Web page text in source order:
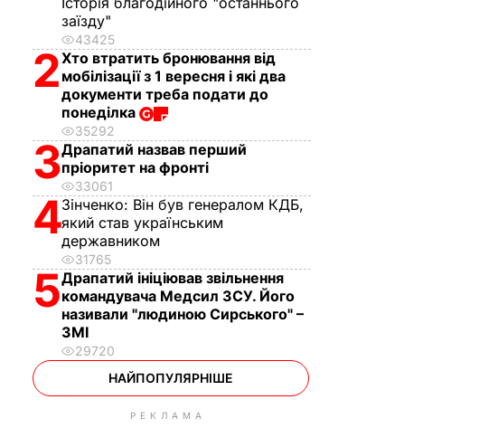
заїзду"
43425
2Хто втратить бронювання від
мобілізації з 1 вересня і які два
документи треба подати до
понеділка
35292
3Драпатий назвав перший
пріоритет на фронті
33061
4Зінченко: Він був генералом КДБ,
який став українським
державником
31765
5Драпатий ініціював звільнення
командувача Медсил ЗСУ. Його
називали "людиною Сирського" –
ЗМІ
29720
НАЙПОПУЛЯРНІШЕ
РЕКЛАМА